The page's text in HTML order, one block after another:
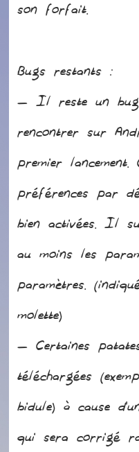
son forfait.
Bugs restants :
– Il reste un bug
rencontrer sur
premier
préférences par
bien activées. Il
au moins les
paramètres.
molette)
– Certaines
téléchargées
bidule) à cause
qui sera corrigé